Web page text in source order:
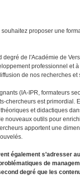
proposer une
de l'Académie de
professionnel et
de nos recherches et
(IA-IPR, formateurs
chercheurs est primordial.
et didactiques
nouveaux outils pour
apportent une
également s’adresser
de
degré que les